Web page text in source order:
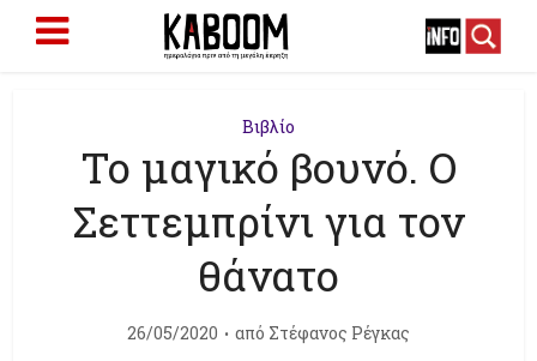
Βιβλίο
Το μαγικό βουνό. Ο
Σεττεμπρίνι για τον
θάνατο
26/05/2020 από Στέφανος Ρέγκας